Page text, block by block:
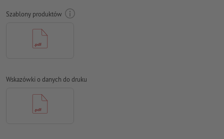
Model przestrzeni barw:
powlekanych papierów, FOGRA52 (PSO Uncoated v3 FOGRA52)
dla niepowlekanych papierów
Błędy ortograficzne i składniowe
Szablony produktów
Wskazówki o danych do druku